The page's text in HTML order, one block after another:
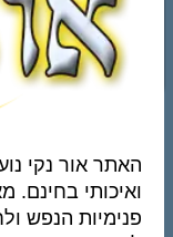
האתר אור נקי
ואיכותי בחינם.
פנימיות הנפש